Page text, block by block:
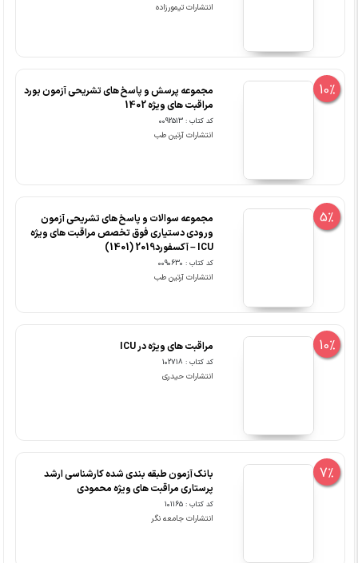
انتشارات تیمورزاده
10%
مجموعه پرسش و پاسخ های تشریحی آزمون بورد
مراقبت های ویژه 1402
کد کتاب : 0092513
انتشارات آرتین طب
5%
مجموعه سوالات و پاسخ های تشریحی آزمون
ورودی دستیاری فوق تخصص مراقبت های ویژه
ICU – آکسفورد2019 (1401)
کد کتاب : 0090630
انتشارات آرتین طب
10% مراقبت های ویژه در ICU
کد کتاب : 102718
انتشارات حیدری
7%
بانک آزمون طبقه بندی شده کارشناسی ارشد
پرستاری مراقبت های ویژه محمودی
کد کتاب : 101165
انتشارات جامعه نگر